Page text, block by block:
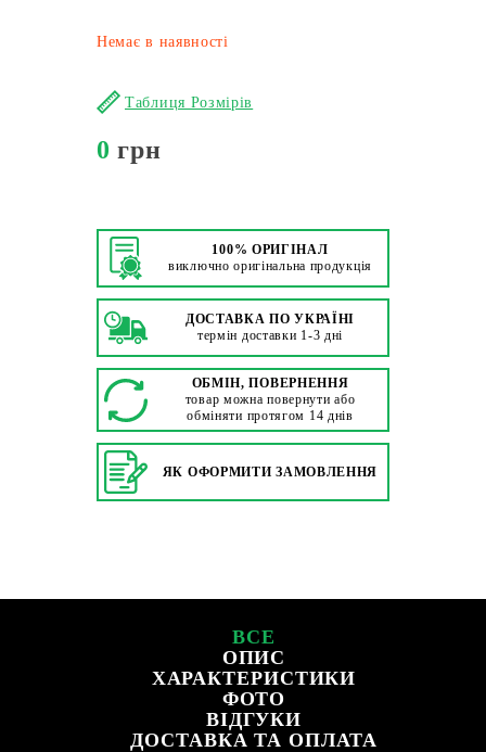
Немає в наявності
Таблиця Розмірів
0 грн
100% ОРИГІНАЛ
виключно оригінальна продукція
ДОСТАВКА ПО УКРАЇНІ
термін доставки 1-3 дні
ОБМІН, ПОВЕРНЕННЯ
товар можна повернути або
обміняти протягом 14 днів
ЯК ОФОРМИТИ ЗАМОВЛЕННЯ
ВСЕ
ОПИС
ХАРАКТЕРИСТИКИ
ФОТО
ВІДГУКИ
ДОСТАВКА ТА ОПЛАТА